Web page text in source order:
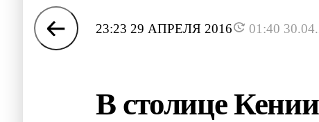
23:23 29 АПРЕЛЯ 2016 01:40
В столице